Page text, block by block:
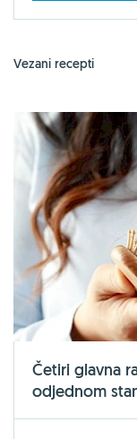
Vezani recepti
Četiri glavna
odjednom